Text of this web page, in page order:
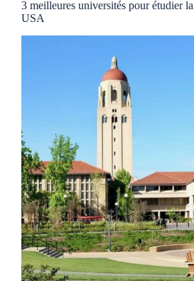
3 meilleures universités pour étudier
USA